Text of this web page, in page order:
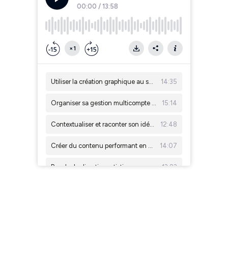
00:00 / 13:58
×1
Utiliser la création graphique au service des social ads - Loris Guillaume 14:35
Organiser sa gestion multicompte et multiformat - Aurélie Menguy 15:14
Contextualiser et raconter son idée par le design - Fabien Barral 12:48
Créer du contenu performant en quantité - Trésor Bofete 14:07
13:23